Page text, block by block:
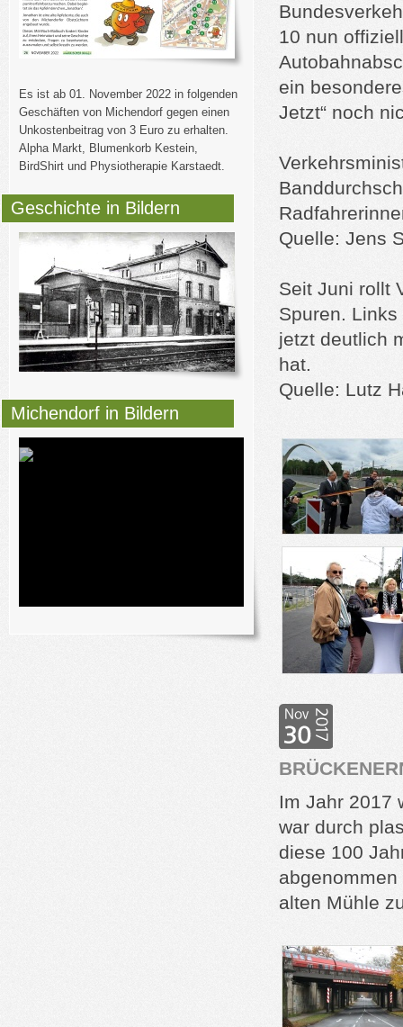
10 nun
ein
Jetzt“ noch
Quelle: Jens
Seit Juni rollt
Spuren.
jetzt deutlich
hat.
Quelle: Lutz
Im Jahr 2017
war durch
diese 100
alten Mühle
Es ist ab 01. November 2022 in folgenden
Geschäften von Michendorf gegen einen
Unkostenbeitrag von 3 Euro zu erhalten.
Alpha Markt, Blumenkorb Kestein,
BirdShirt und Physiotherapie Karstaedt.
Geschichte in Bildern
Michendorf in Bildern